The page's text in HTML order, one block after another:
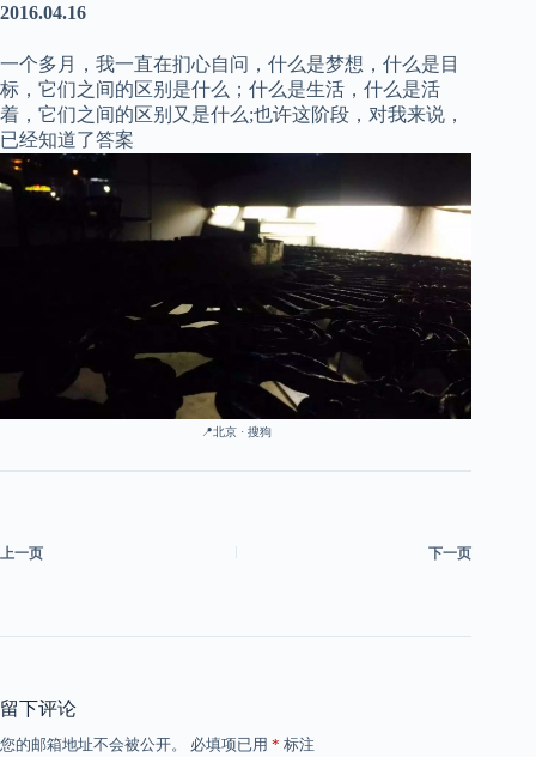
2016.04.16
一个多月，我一直在扪心自问，什么是梦想，什么是目
标，它们之间的区别是什么；什么是生活，什么是活
着，它们之间的区别又是什么;也许这阶段，对我来说，
已经知道了答案
📍北京 · 搜狗
上一页 下一页
留下评论
您的邮箱地址不会被公开。 必填项已用 * 标注